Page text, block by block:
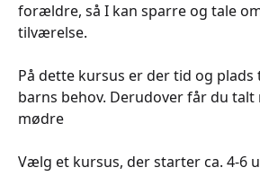
forældre, så I kan sparre og tale
tilværelse.
På dette kursus er der tid og
barns behov. Derudover får du talt
mødre
Vælg et kursus, der starter ca. 4-6